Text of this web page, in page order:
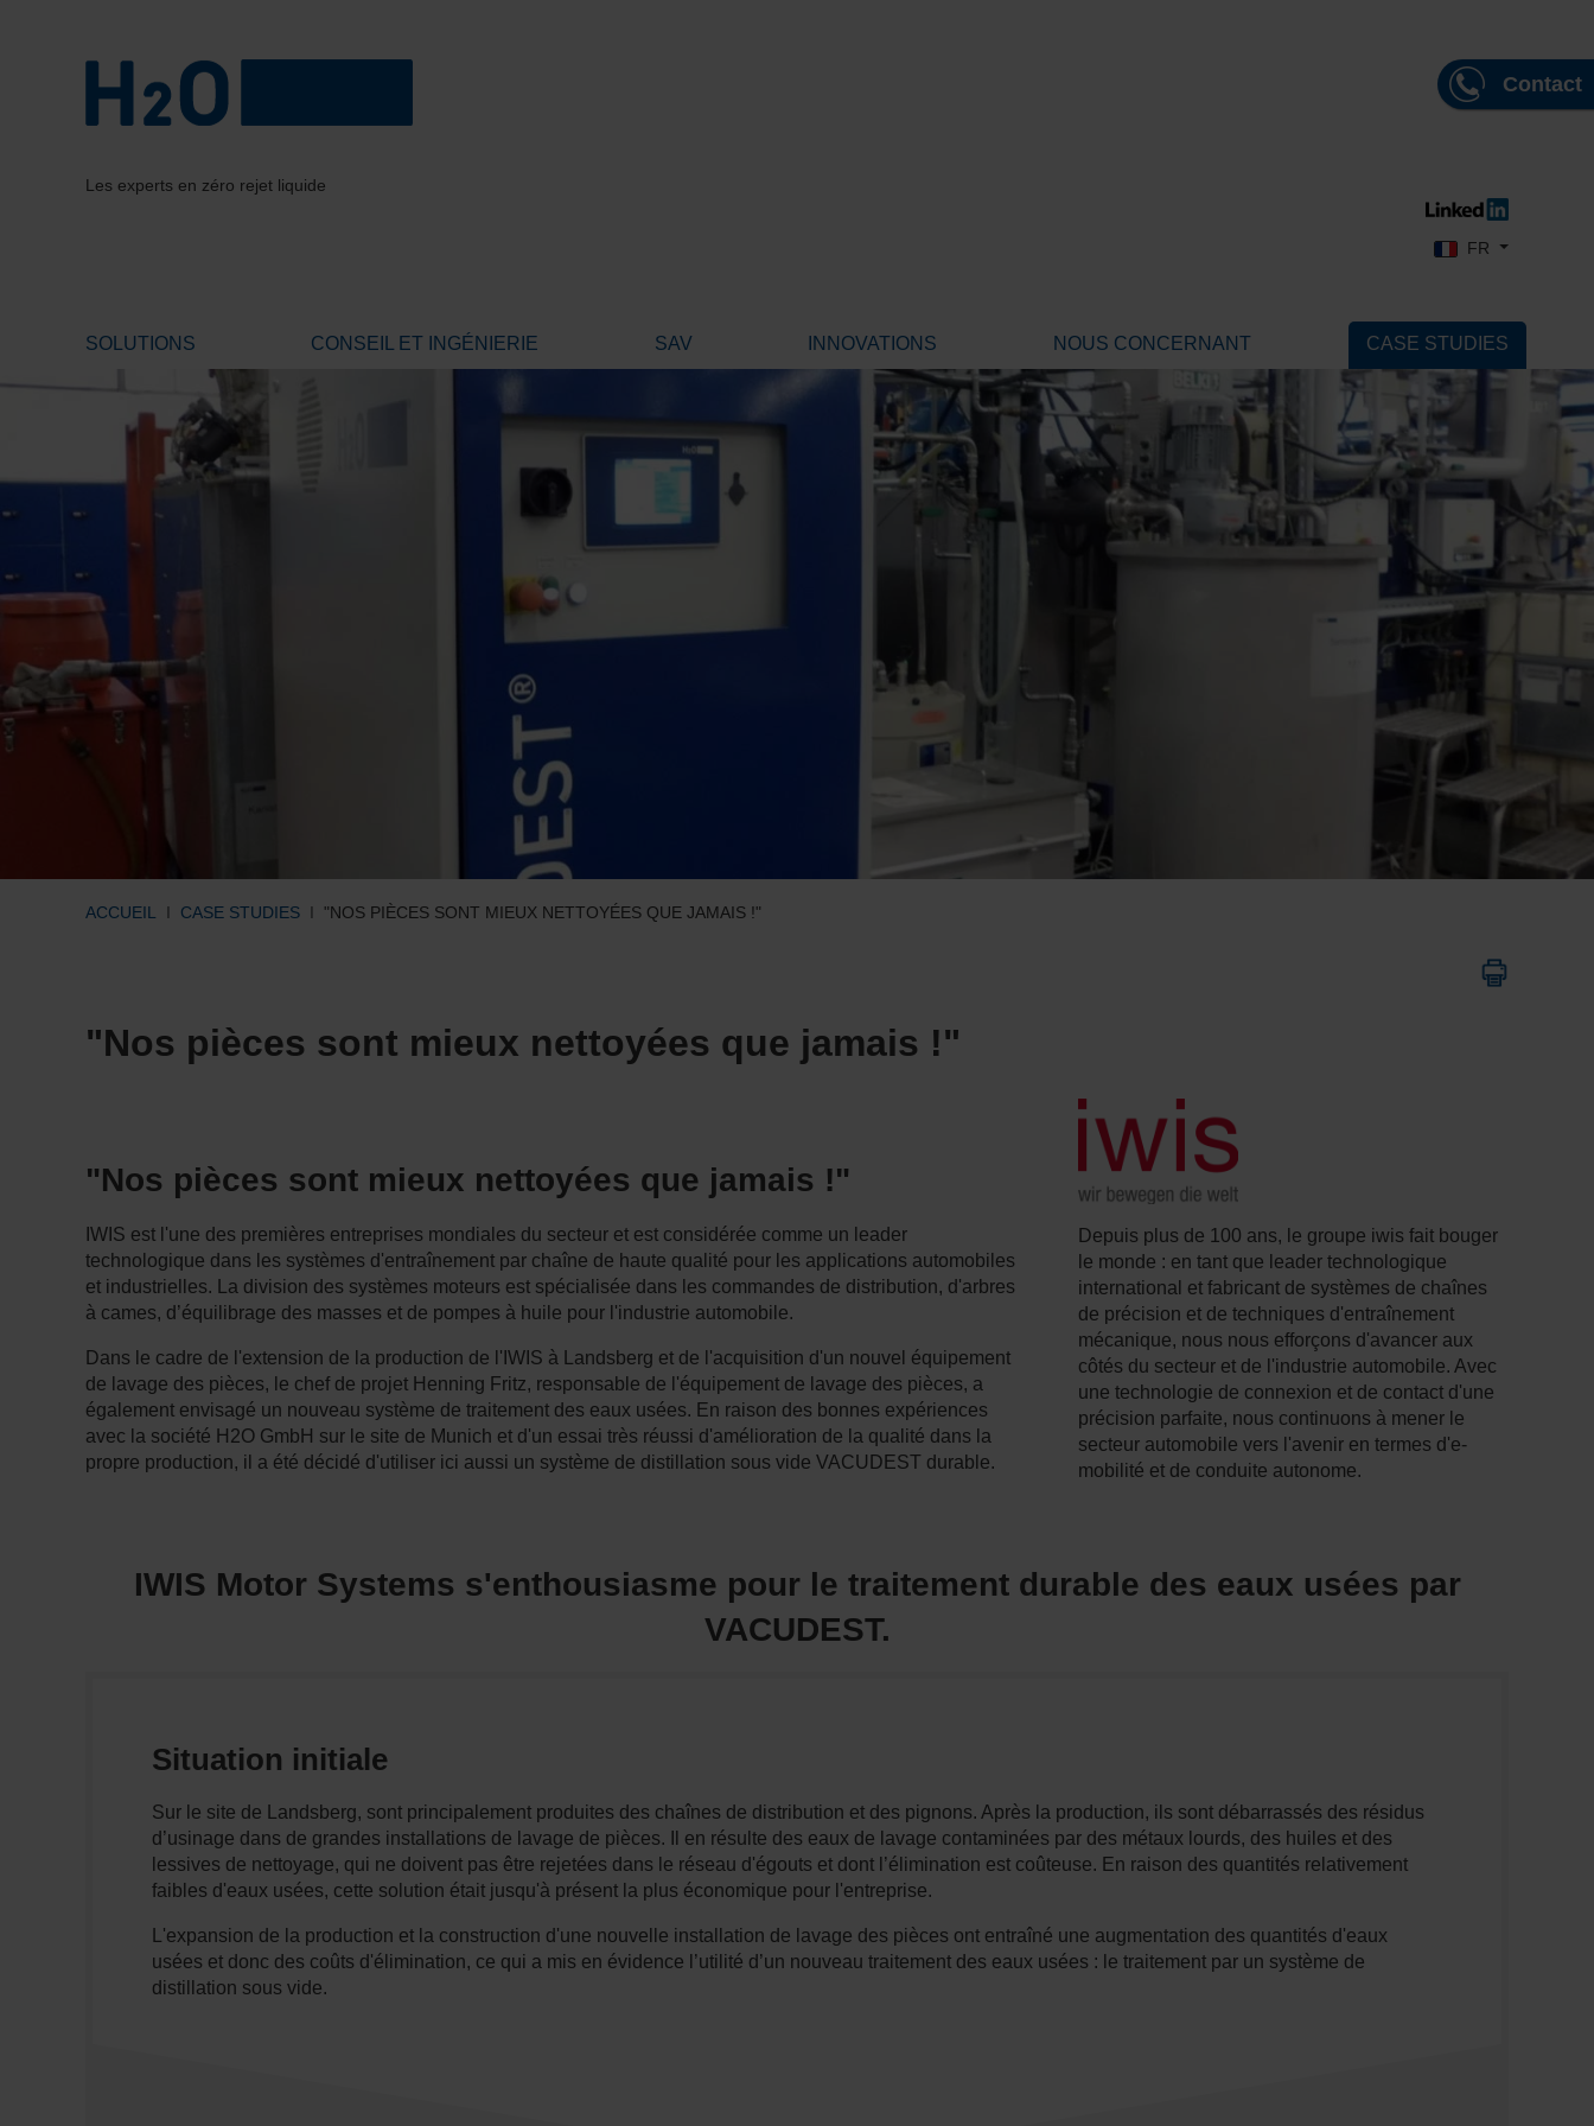
Contact
Les experts en zéro rejet liquide
Sélectionnez votre
FR
SOLUTIONS CONSEIL ET INGÉNIERIE SAV INNOVATIONS NOUS CONCERNANT CASE STUDIES
ACCUEIL CASE STUDIES "NOS PIÈCES SONT MIEUX NETTOYÉES QUE JAMAIS !"
"Nos pièces sont mieux nettoyées que jamais !"
"Nos pièces sont mieux nettoyées que jamais !"
IWIS est l'une des premières entreprises mondiales du secteur et est considérée comme un leader
technologique dans les systèmes d'entraînement par chaîne de haute qualité pour les applications automobiles
et industrielles. La division des systèmes moteurs est spécialisée dans les commandes de distribution, d'arbres
à cames, d’équilibrage des masses et de pompes à huile pour l'industrie automobile.
Dans le cadre de l'extension de la production de l'IWIS à Landsberg et de l'acquisition d'un nouvel équipement
de lavage des pièces, le chef de projet Henning Fritz, responsable de l'équipement de lavage des pièces, a
également envisagé un nouveau système de traitement des eaux usées. En raison des bonnes expériences
avec la société H2O GmbH sur le site de Munich et d'un essai très réussi d'amélioration de la qualité dans la
propre production, il a été décidé d'utiliser ici aussi un système de distillation sous vide VACUDEST durable.
Depuis plus de 100 ans, le groupe iwis fait bouger
le monde : en tant que leader technologique
international et fabricant de systèmes de chaînes
de précision et de techniques d'entraînement
mécanique, nous nous efforçons d'avancer aux
côtés du secteur et de l'industrie automobile. Avec
une technologie de connexion et de contact d'une
précision parfaite, nous continuons à mener le
secteur automobile vers l'avenir en termes d'e-
mobilité et de conduite autonome.
IWIS Motor Systems s'enthousiasme pour le traitement durable des eaux usées par
VACUDEST.
Situation initiale
Sur le site de Landsberg, sont principalement produites des chaînes de distribution et des pignons. Après la production, ils sont débarrassés des résidus
d’usinage dans de grandes installations de lavage de pièces. Il en résulte des eaux de lavage contaminées par des métaux lourds, des huiles et des
lessives de nettoyage, qui ne doivent pas être rejetées dans le réseau d'égouts et dont l’élimination est coûteuse. En raison des quantités relativement
faibles d'eaux usées, cette solution était jusqu'à présent la plus économique pour l'entreprise.
L'expansion de la production et la construction d'une nouvelle installation de lavage des pièces ont entraîné une augmentation des quantités d'eaux
usées et donc des coûts d'élimination, ce qui a mis en évidence l’utilité d’un nouveau traitement des eaux usées : le traitement par un système de
distillation sous vide.